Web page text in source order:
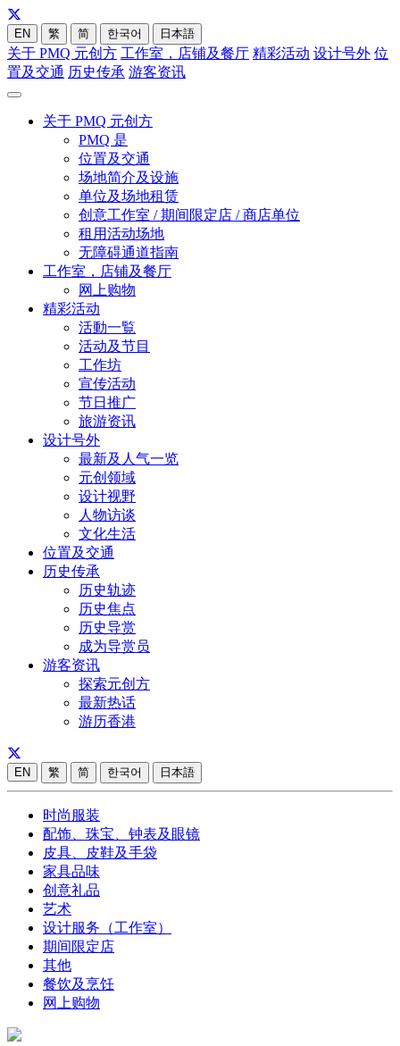
EN 繁 简 한국어 日本語
关于 PMQ 元创方 工作室，店铺及餐厅 精彩活动 设计号外 位
置及交通 历史传承 游客资讯
关于 PMQ 元创方
PMQ 是
位置及交通
场地简介及设施
单位及场地租赁
创意工作室 / 期间限定店 / 商店单位
租用活动场地
无障碍通道指南
工作室，店铺及餐厅
网上购物
精彩活动
活動一覧
活动及节目
工作坊
宣传活动
节日推广
旅游资讯
设计号外
最新及人气一览
元创领域
设计视野
人物访谈
文化生活
位置及交通
历史传承
历史轨迹
历史焦点
历史导赏
成为导赏员
游客资讯
探索元创方
最新热话
游历香港
EN 繁 简 한국어 日本語
时尚服装
配饰、珠宝、钟表及眼镜
皮具、皮鞋及手袋
家具品味
创意礼品
艺术
设计服务（工作室）
期间限定店
其他
餐饮及烹饪
网上购物